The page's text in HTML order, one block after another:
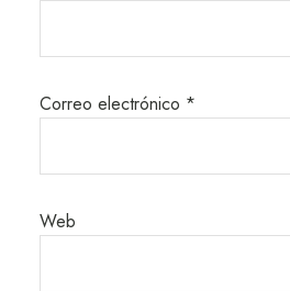
Correo electrónico *
Web